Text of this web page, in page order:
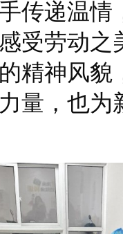
传递温情
受劳动之
精神风
量，也为